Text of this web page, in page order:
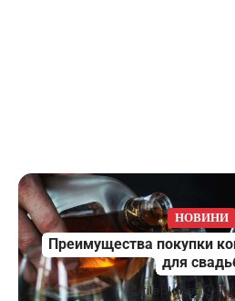
НОВИНИ
Преимущества покупки
для
fileplanet